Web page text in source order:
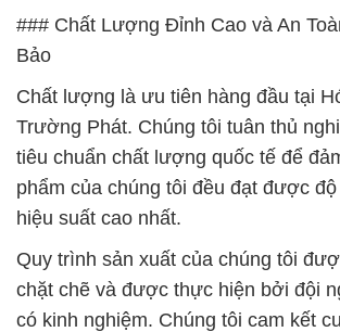
### Chất Lượng Đỉnh Cao và An
Bảo
Chất lượng là ưu tiên hàng đầu tại
Trường Phát. Chúng tôi tuân thủ
tiêu chuẩn chất lượng quốc tế để
phẩm của chúng tôi đều đạt được
hiệu suất cao nhất.
Quy trình sản xuất của chúng tôi
chặt chẽ và được thực hiện bởi đội
có kinh nghiệm. Chúng tôi cam kết